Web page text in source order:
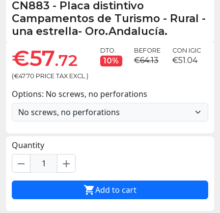
CN883 - Placa distintivo
Campamentos de Turismo - Rural -
una estrella- Oro.Andalucía.
€57.72
(€47.70 PRICE TAX EXCL.)
DTO.
10%
BEFORE
€64.13
CON IGIC
€51.04
Options: No screws, no perforations
Quantity
remove add
Add to cart